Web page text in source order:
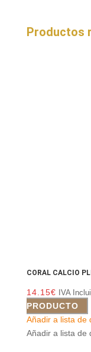
Productos
CORAL CALCIO
14.15€ IVA
PRODUCTO
Añadir a lista de
Añadir a lista de